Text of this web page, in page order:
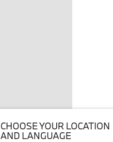
CHOOSE YOUR LOCATION
AND LANGUAGE